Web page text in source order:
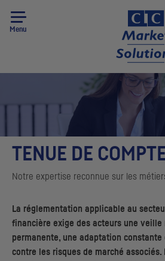
Menu
TENUE DE
Notre expertise reconnue sur les
La réglementation applicable au
financière exige des acteurs une veille
permanente, une adaptation
contre les risques de marché